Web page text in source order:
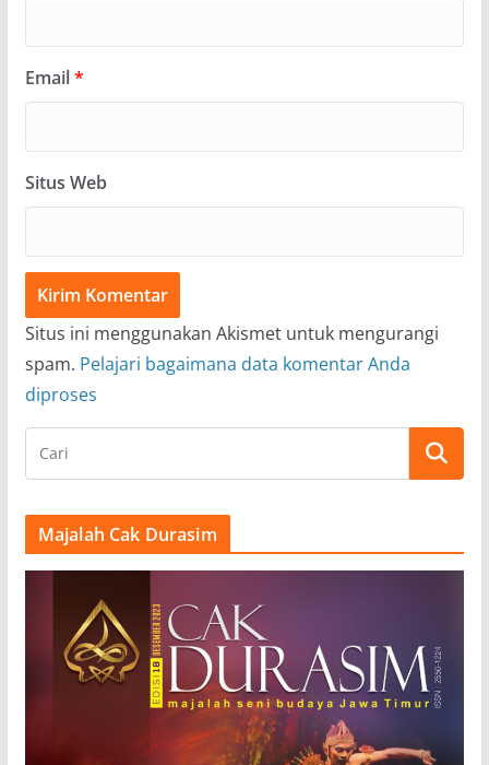
Email*
Situs Web
Situs ini menggunakan Akismet untuk mengurangi
spam. Pelajari bagaimana data komentar Anda
diproses
Majalah Cak Durasim